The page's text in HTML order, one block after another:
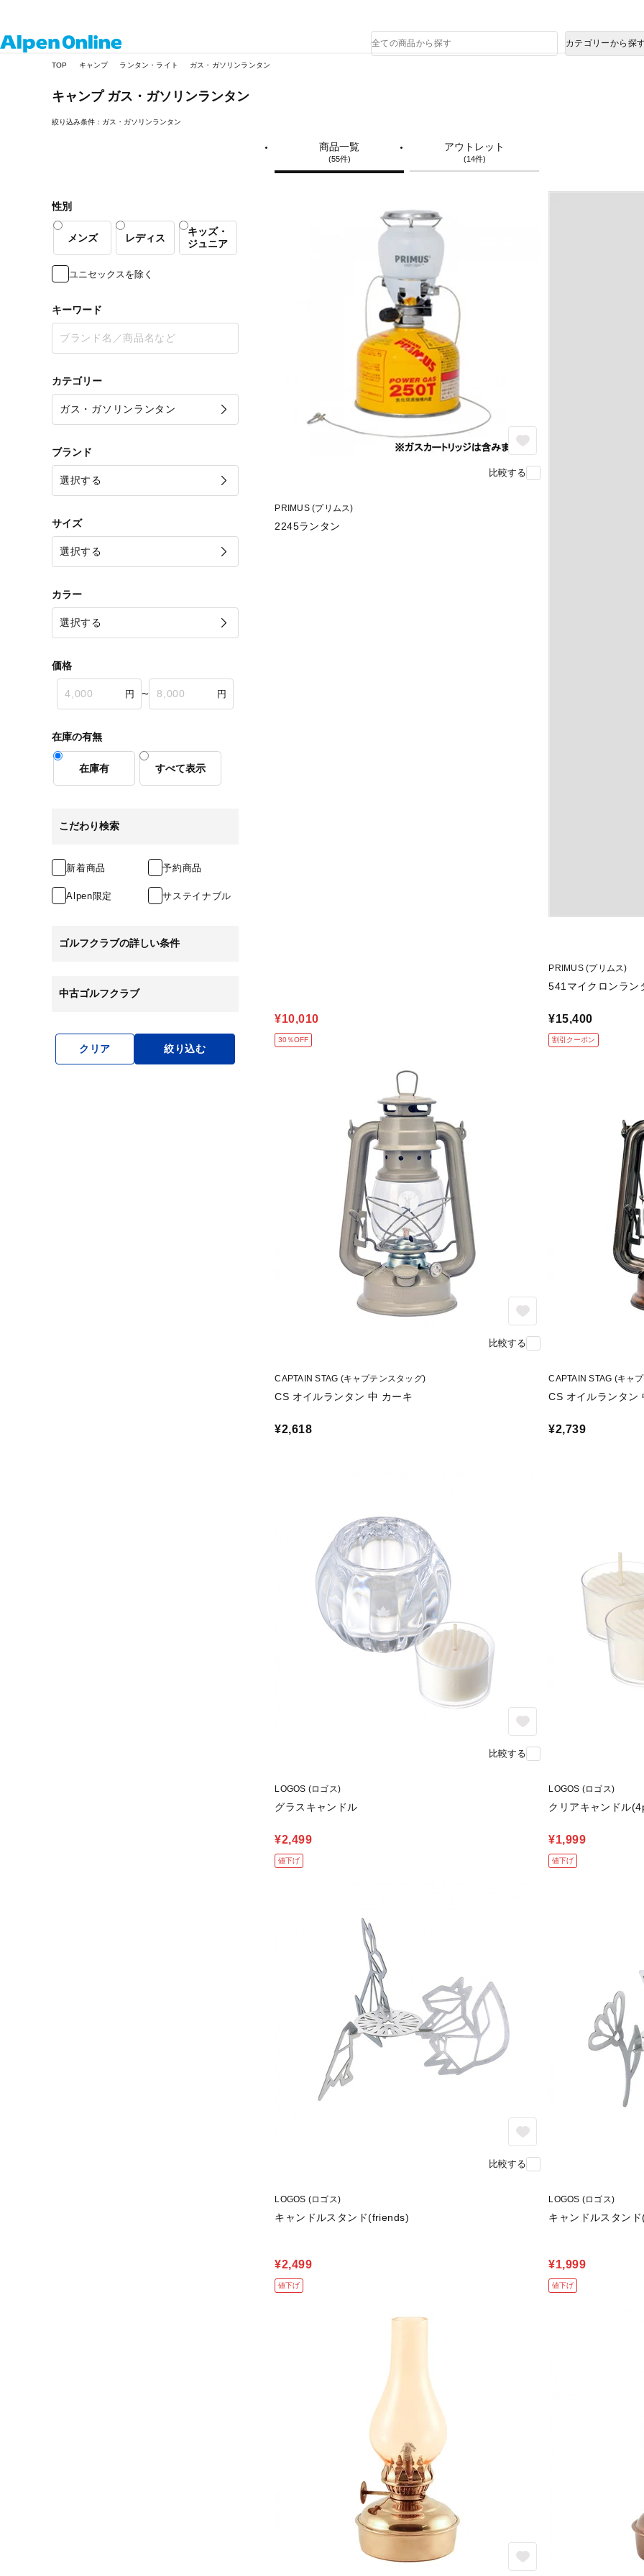
品
検
カテゴリーから探
TOP キャンプ ランタン・ライト ガス・ガソリンランタン
キャンプ ガス・ガソリンランタン
絞り込み条件：ガス・ガソリンランタン
性別
メンズ レディス
キッズ・
ジュニア
ユニセックスを除く
キーワード
カテゴリー
ブランド
サイズ
カラー
価格
〜
在庫の有無
在庫有 すべて表示
こだわり検索
新着商品 予約商品
Alpen限定 サステイナブル
ゴルフクラブの詳しい条件
中古ゴルフクラブ
クリア 絞り込む
商品一覧
(55件)
アウトレット
(14件)
比較する
PRIMUS (プリムス)
2245ランタン
¥10,010
30％OFF
PRIMUS (プリムス)
541マイクロンラン
¥15,400
割引クーポン
比較する
CAPTAIN STAG (キャプテンスタッグ)
CS オイルランタン 中 カーキ
¥2,618
CAPTAIN STAG (キャ
CS オイルランタン
¥2,739
比較する
LOGOS (ロゴス)
グラスキャンドル
¥2,499
値下げ
LOGOS (ロゴス)
クリアキャンドル
¥1,999
値下げ
比較する
LOGOS (ロゴス)
キャンドルスタンド(friends)
¥2,499
値下げ
LOGOS (ロゴス)
キャンドルスタン
¥1,999
値下げ